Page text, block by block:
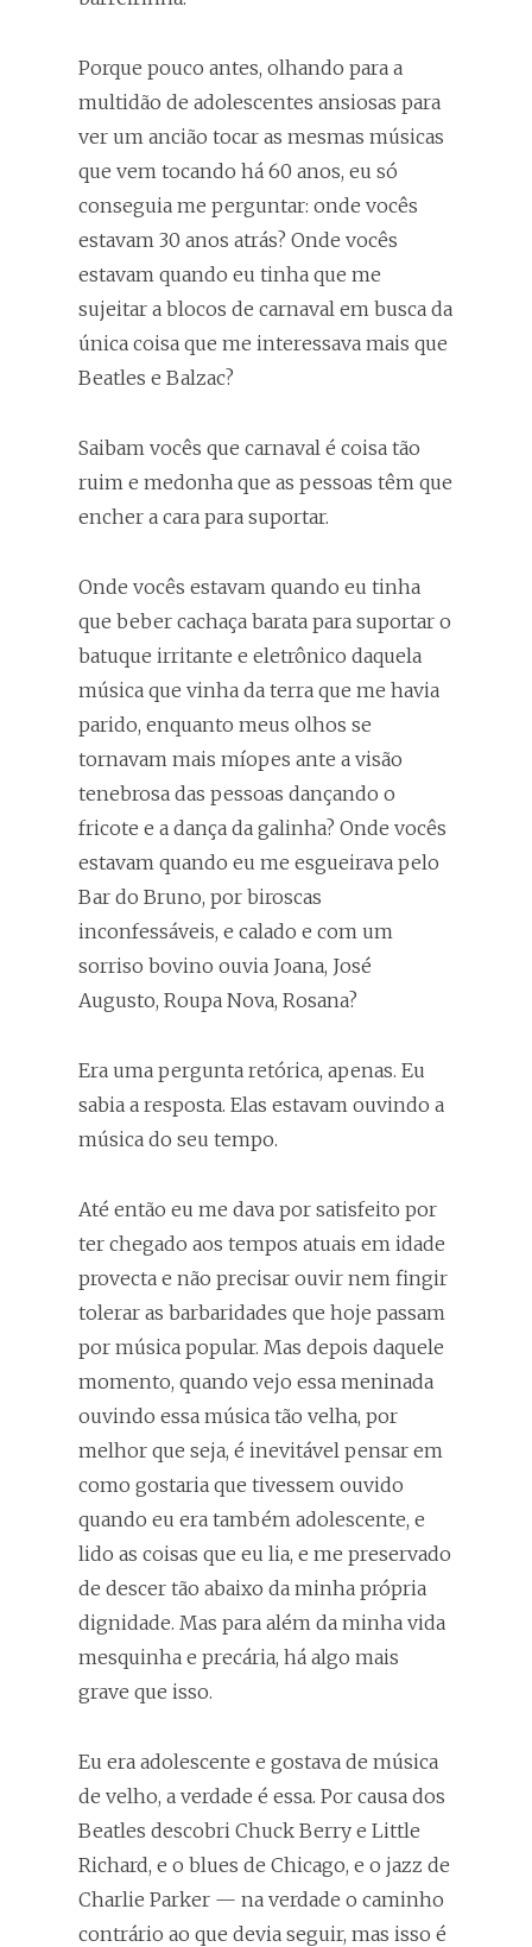
Porque pouco antes, olhando para a
multidão de adolescentes ansiosas para
ver um ancião tocar as mesmas músicas
que vem tocando há 60 anos, eu só
conseguia me perguntar: onde vocês
estavam 30 anos atrás? Onde vocês
estavam quando eu tinha que me
sujeitar a blocos de carnaval em busca da
única coisa que me interessava mais que
Beatles e Balzac?
Saibam vocês que carnaval é coisa tão
ruim e medonha que as pessoas têm que
encher a cara para suportar.
Onde vocês estavam quando eu tinha
que beber cachaça barata para suportar o
batuque irritante e eletrônico daquela
música que vinha da terra que me havia
parido, enquanto meus olhos se
tornavam mais míopes ante a visão
tenebrosa das pessoas dançando o
fricote e a dança da galinha? Onde vocês
estavam quando eu me esgueirava pelo
Bar do Bruno, por biroscas
inconfessáveis, e calado e com um
sorriso bovino ouvia Joana, José
Augusto, Roupa Nova, Rosana?
Era uma pergunta retórica, apenas. Eu
sabia a resposta. Elas estavam ouvindo a
música do seu tempo.
Até então eu me dava por satisfeito por
ter chegado aos tempos atuais em idade
provecta e não precisar ouvir nem fingir
tolerar as barbaridades que hoje passam
por música popular. Mas depois daquele
momento, quando vejo essa meninada
ouvindo essa música tão velha, por
melhor que seja, é inevitável pensar em
como gostaria que tivessem ouvido
quando eu era também adolescente, e
lido as coisas que eu lia, e me preservado
de descer tão abaixo da minha própria
dignidade. Mas para além da minha vida
mesquinha e precária, há algo mais
grave que isso.
Eu era adolescente e gostava de música
de velho, a verdade é essa. Por causa dos
Beatles descobri Chuck Berry e Little
Richard, e o blues de Chicago, e o jazz de
Charlie Parker — na verdade o caminho
contrário ao que devia seguir, mas isso é